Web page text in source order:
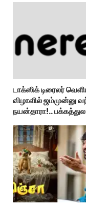
டாக்ஸிக் டிரைலர்
விழாவில் ஜம்முன்னு
நயன்தாரா!.. பக்கத்துல